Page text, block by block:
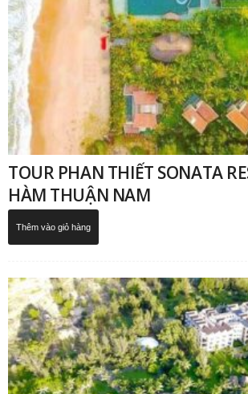
TOUR PHAN THIẾT SONATA
HÀM THUẬN NAM
Thêm vào giỏ hàng